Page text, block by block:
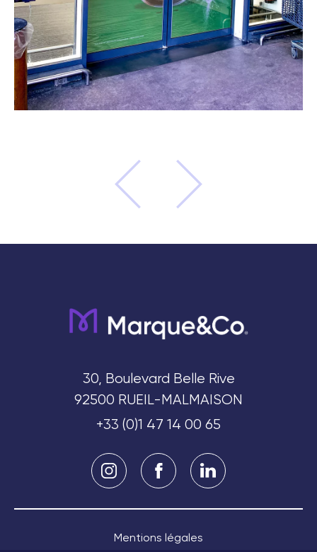
30, Boulevard Belle Rive
92500 RUEIL-MALMAISON
+33 (0)1 47 14 00 65
Mentions légales